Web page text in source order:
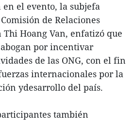
el evento, la subjefa
de Relaciones
Hoang Van, enfatizó que
abogan por incentivar
de las ONG, con el fin
internacionales por la
ydesarrollo del país.
también